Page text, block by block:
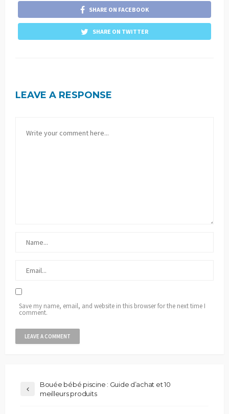
SHARE ON FACEBOOK
SHARE ON TWITTER
LEAVE A RESPONSE
Save my name, email, and website in this browser for the next time I
comment.
Bouée bébé piscine : Guide d’achat et 10
meilleurs produits